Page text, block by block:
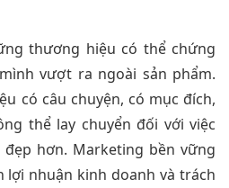
thương hiệu có thể chứng
vượt ra ngoài sản phẩm.
có câu chuyện, có mục đích,
thể lay chuyển đối với việc
hơn. Marketing bền vững
lợi nhuận kinh doanh và trách